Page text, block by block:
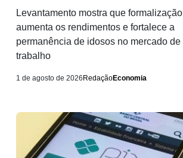
Levantamento mostra que formalização
aumenta os rendimentos e fortalece a
permanência de idosos no mercado de
trabalho
1 de agosto de 2026 RedaçãoEconomia